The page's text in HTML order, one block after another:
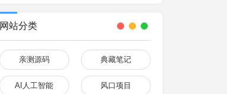
网站分类
亲测源码 典藏笔记
AI人工智能 风口项目